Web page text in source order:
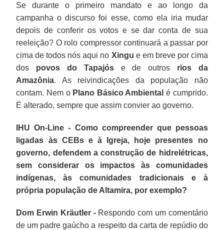
Se durante o primeiro mandato e ao longo da
campanha o discurso foi esse, como ela iria mudar
depois de conferir os votos e se dar conta de sua
reeleição? O rolo compressor continuará a passar por
cima de todos nós aqui no Xingu e em breve por cima
dos povos do Tapajóse de outros rios da
Amazônia. As reivindicações da população não
contam. Nem o Plano Básico Ambiental é cumprido.
É alterado, sempre que assim convier ao governo.
IHU On-Line - Como compreender que pessoas
ligadas às CEBs e à Igreja, hoje presentes no
governo, defendem a construção de hidrelétricas,
sem considerar os impactos às comunidades
indígenas, às comunidades tradicionais e à
própria população de Altamira, por exemplo?
Dom Erwin Kräutler -Respondo com um comentário
de um padre gaúcho a respeito da carta de repúdio do